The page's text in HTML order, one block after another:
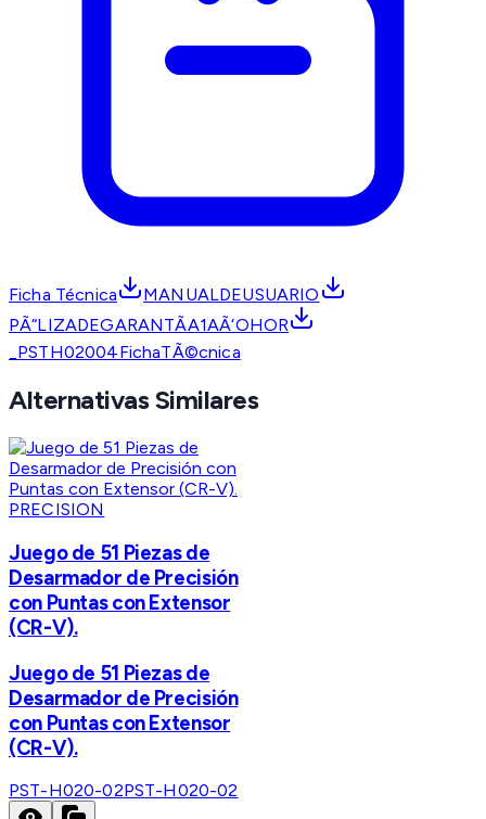
Ficha Técnica
MANUALDEUSUARIO
PÃ“LIZADEGARANTÃA1AÃ‘OHOR
_PSTH02004FichaTÃ©cnica
Alternativas Similares
PRECISION
Juego de 51 Piezas de
Desarmador de Precisión
con Puntas con Extensor
(CR-V).
Juego de 51 Piezas de
Desarmador de Precisión
con Puntas con Extensor
(CR-V).
PST-H020-02PST-H020-02